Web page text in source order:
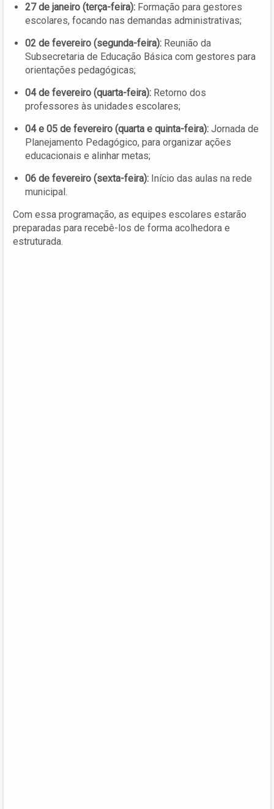
27 de janeiro (terça-feira): Formação para gestores
escolares, focando nas demandas administrativas;
02 de fevereiro (segunda-feira): Reunião da
Subsecretaria de Educação Básica com gestores para
orientações pedagógicas;
04 de fevereiro (quarta-feira): Retorno dos
professores às unidades escolares;
04 e 05 de fevereiro (quarta e quinta-feira): Jornada de
Planejamento Pedagógico, para organizar ações
educacionais e alinhar metas;
06 de fevereiro (sexta-feira): Início das aulas na rede
municipal.
Com essa programação, as equipes escolares estarão
preparadas para recebê-los de forma acolhedora e
estruturada.